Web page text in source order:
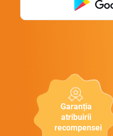
Garanția
atribuirii
recompensei